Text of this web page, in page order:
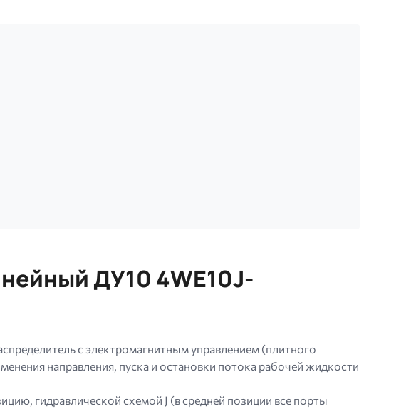
ДУ10 4WE10J-
с электромагнитным управлением (плитного
направления, пуска и остановки потока рабочей жидкости
гидравлической схемой J (в средней позиции все порты